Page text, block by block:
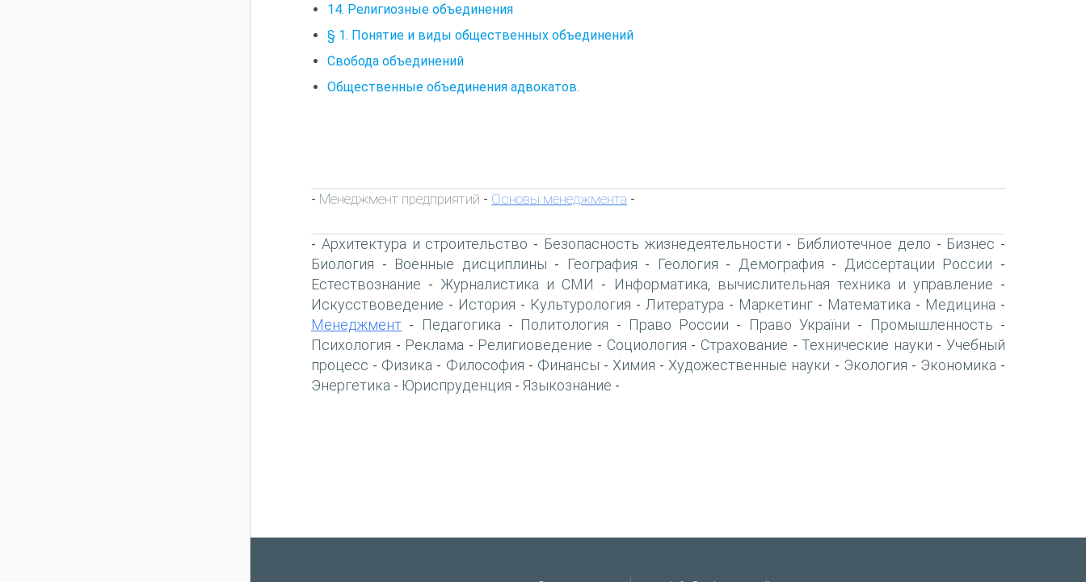
14. Религиозные объединения
§ 1. Понятие и виды общественных объединений
Свобода объединений
Общественные объединения адвокатов.
- Менеджмент предприятий - Основы менеджмента -
- Архитектура и строительство - Безопасность жизнедеятельности - Библиотечное дело - Бизнес -
Биология - Военные дисциплины - География - Геология - Демография - Диссертации России -
Естествознание - Журналистика и СМИ - Информатика, вычислительная техника и управление -
Искусствоведение - История - Культурология - Литература - Маркетинг - Математика - Медицина -
Менеджмент - Педагогика - Политология - Право России - Право України - Промышленность -
Психология - Реклама - Религиоведение - Социология - Страхование -Технические науки -Учебный
процесс - Физика - Философия - Финансы - Химия - Художественные науки - Экология - Экономика -
Энергетика - Юриспруденция - Языкознание -